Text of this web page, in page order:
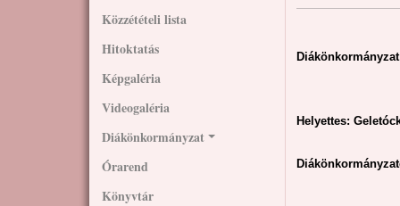
Közzétételi lista
Hitoktatás
Képgaléria
Videogaléria
Diákönkormányzat
Órarend
Könyvtár
Helyettes: